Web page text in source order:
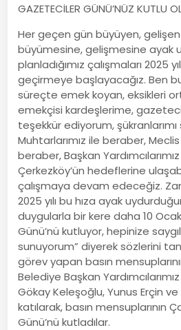
GAZETECİLER GÜNÜ’NÜZ KUTLU
Her geçen gün büyüyen, gelişen
büyümesine, gelişmesine ayak
planladığımız çalışmaları 2025
geçirmeye başlayacağız. Ben
süreçte emek koyan, eksikleri
emekçisi kardeşlerime,
teşekkür ediyorum,
Muhtarlarımız ile beraber,
beraber, Başkan
Çerkezköy’ün hedeflerine
çalışmaya devam edeceğiz.
2025 yılı bu hıza ayak
duygularla bir kere daha 10
Günü’nü kutluyor, hepinize
sunuyorum” diyerek sözlerini
görev yapan basın
Belediye Başkan
Gökay Keleşoğlu, Yunus Erçin ve
katılarak, basın mensuplarının
Günü’nü kutladılar.